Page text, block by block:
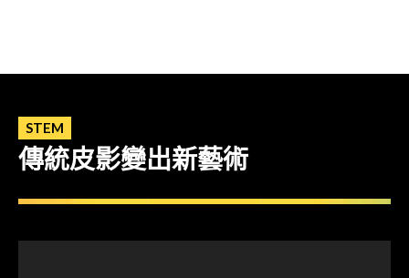
STEM
傳統皮影變出新藝術